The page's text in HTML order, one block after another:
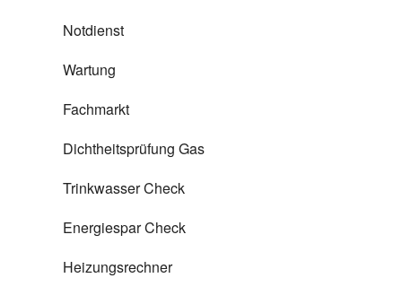
Notdienst
Wartung
Fachmarkt
Dichtheitsprüfung Gas
Trinkwasser Check
Energiespar Check
Heizungsrechner